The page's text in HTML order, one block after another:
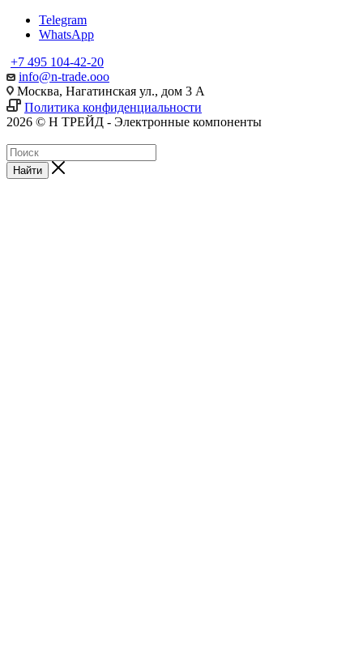
Telegram
WhatsApp
+7 495 104-42-20
info@n-trade.ooo
Москва, Нагатинская ул., дом 3 А
Политика конфиденциальности
2026 © Н ТРЕЙД - Электронные компоненты
Найти